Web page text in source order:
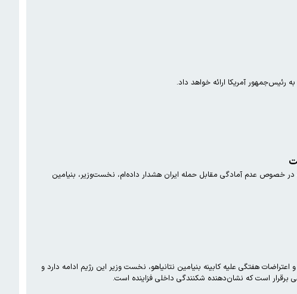
رئیس‌جمهور آمریکا ارائه خواهد داد.
خصوص عدم آمادگی مقابل حمله ایران هشدار داده‌ام، نخست‌وزیر، بنیامین
داخلی در اراضی اشغالی بیشتر شده و اعتراضات هفتگی علیه کابینه بنیامین نتانیاهو، نخست وزیر این رژیم ادامه دارد و
است که نشان‌دهنده شکنندگی داخلی فزاینده است.